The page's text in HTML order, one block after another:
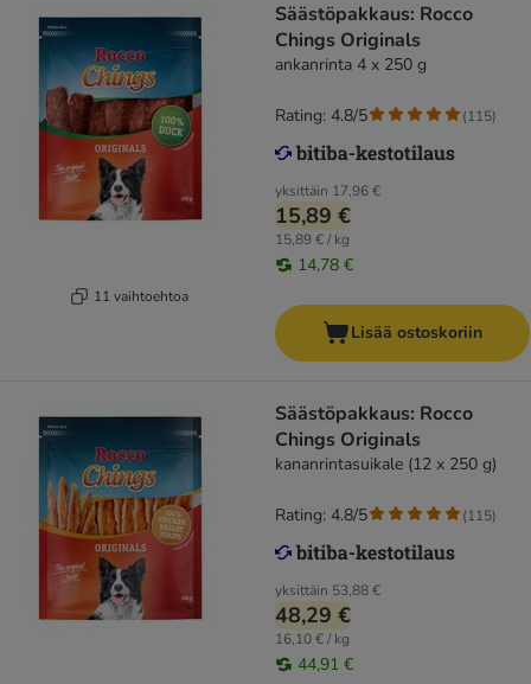
11 vaihtoehtoa
Säästöpakkaus: Rocco
Chings Originals
ankanrinta 4 x 250 g
yksittäin 17,96 €
15,89 €
15,89 € / kg
14,78 €
Rating: 4.8/5 (115)
Lisää ostoskoriin
Säästöpakkaus: Rocco
Chings Originals
kananrintasuikale (12 x 250 g)
yksittäin 53,88 €
48,29 €
16,10 € / kg
44,91 €
Rating: 4.8/5 (115)